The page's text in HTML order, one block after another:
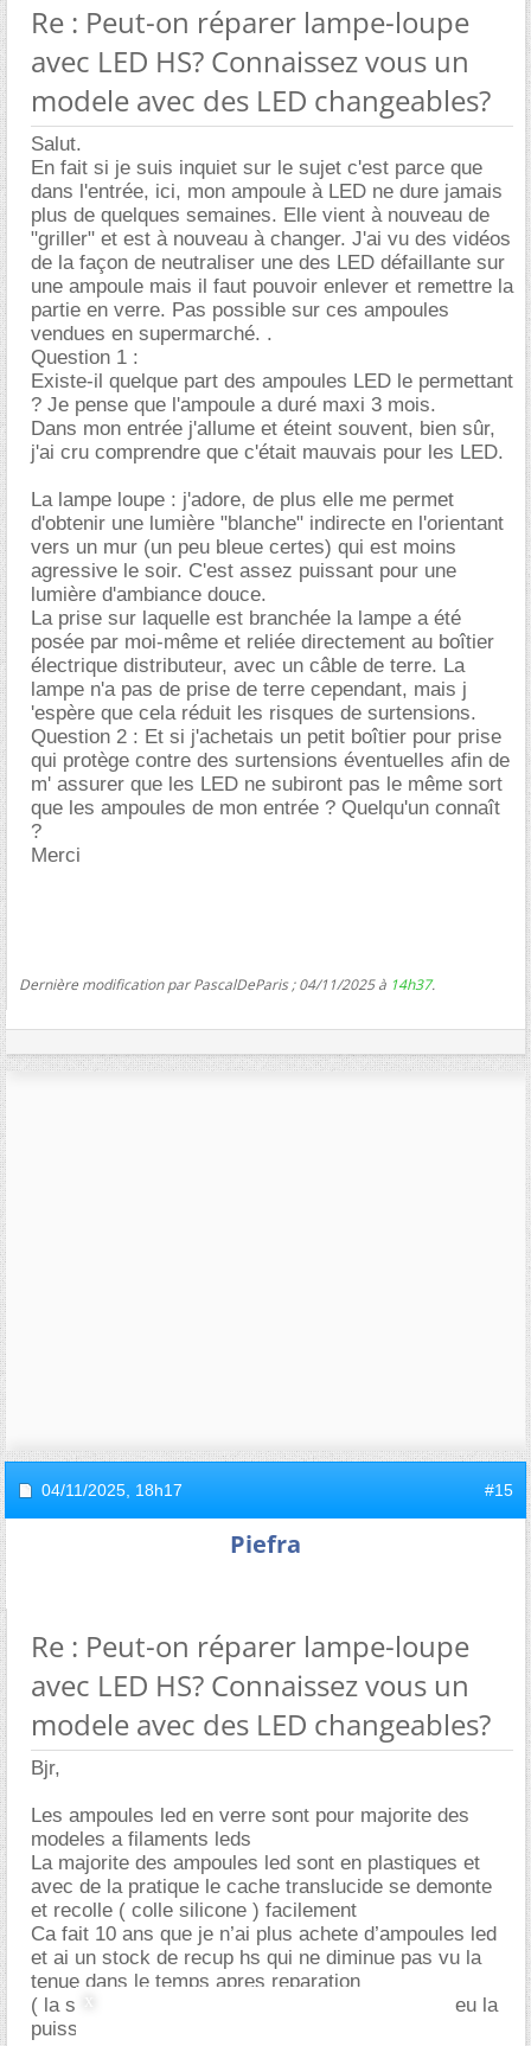
Re : Peut-on réparer lampe-loupe
avec LED HS? Connaissez vous un
modele avec des LED changeables?
Salut.
En fait si je suis inquiet sur le sujet c'est parce que
dans l'entrée, ici, mon ampoule à LED ne dure jamais
plus de quelques semaines. Elle vient à nouveau de
"griller" et est à nouveau à changer. J'ai vu des vidéos
de la façon de neutraliser une des LED défaillante sur
une ampoule mais il faut pouvoir enlever et remettre la
partie en verre. Pas possible sur ces ampoules
vendues en supermarché. .
Question 1 :
Existe-il quelque part des ampoules LED le permettant
? Je pense que l'ampoule a duré maxi 3 mois.
Dans mon entrée j'allume et éteint souvent, bien sûr,
j'ai cru comprendre que c'était mauvais pour les LED.
La lampe loupe : j'adore, de plus elle me permet
d'obtenir une lumière "blanche" indirecte en l'orientant
vers un mur (un peu bleue certes) qui est moins
agressive le soir. C'est assez puissant pour une
lumière d'ambiance douce.
La prise sur laquelle est branchée la lampe a été
posée par moi-même et reliée directement au boîtier
électrique distributeur, avec un câble de terre. La
lampe n'a pas de prise de terre cependant, mais j
'espère que cela réduit les risques de surtensions.
Question 2 : Et si j'achetais un petit boîtier pour prise
qui protège contre des surtensions éventuelles afin de
m' assurer que les LED ne subiront pas le même sort
que les ampoules de mon entrée ? Quelqu'un connaît
?
Merci
Dernière modification par PascalDeParis ; 04/11/2025 à 14h37.
04/11/2025, 18h17 #15
Piefra
Re : Peut-on réparer lampe-loupe
avec LED HS? Connaissez vous un
modele avec des LED changeables?
Bjr,
Les ampoules led en verre sont pour majorite des
modeles a filaments leds
La majorite des ampoules led sont en plastiques et
avec de la pratique le cache translucide se demonte
et recolle ( colle silicone ) facilement
Ca fait 10 ans que je n’ai plus achete d’ampoules led
et ai un stock de recup hs qui ne diminue pas vu la
tenue dans le temps apres reparation
( la supression d’une led cms doit diminuer un peu la
puissance et soulager le driver )